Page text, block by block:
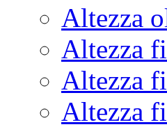
Altezza
Altezza
Altezza
Altezza